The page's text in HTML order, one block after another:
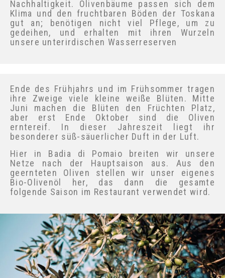
Der Olivenhain ist ein weiterer grundlegender
Aspekt unserer Vision der ökologischen
Nachhaltigkeit. Olivenbäume passen sich dem
Klima und den fruchtbaren Böden der Toskana
Ende des Frühjahrs und im Frühsommer tragen
ihre Zweige viele kleine weiße Blüten. Mitte
Juni machen die Blüten den Früchten Platz,
erntereif. In dieser Jahreszeit liegt ihr
besonderer süß-säuerlicher Duft in der Luft.
Hier in Badia di Pomaio breiten wir unsere
Netze nach der Hauptsaison aus. Aus den
geernteten Oliven stellen wir unser eigenes
folgende Saison im Restaurant verwendet
Abonnieren Sie und erhalten
Sie Ihren persönlichen Rabatt
×